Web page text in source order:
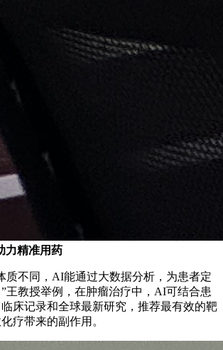
力精准用药
质不同，AI能通过大数据分析，为患者定
王教授举例，在肿瘤治疗中，AI可结合患
床记录和全球最新研究，推荐最有效的靶
疗带来的副作用。